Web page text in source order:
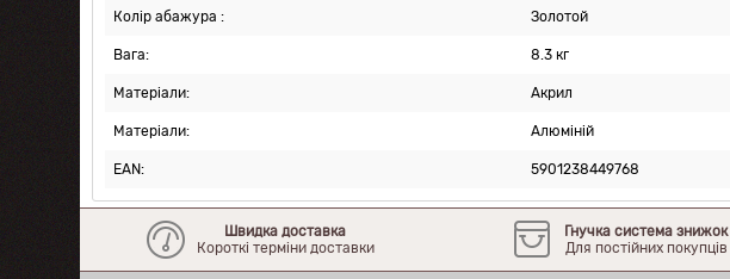
Колір абажура : Золотой
Вага: 8.3 кг
Матеріали: Акрил
Матеріали: Алюміній
EAN: 5901238449768
Швидка доставка
Короткі терміни доставки
Гнучка система знижок
Для постійних покупців